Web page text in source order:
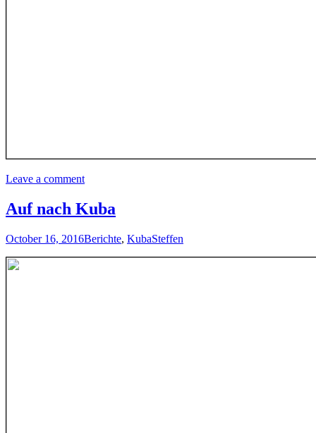
Leave a comment
Auf nach Kuba
October 16, 2016Berichte, KubaSteffen